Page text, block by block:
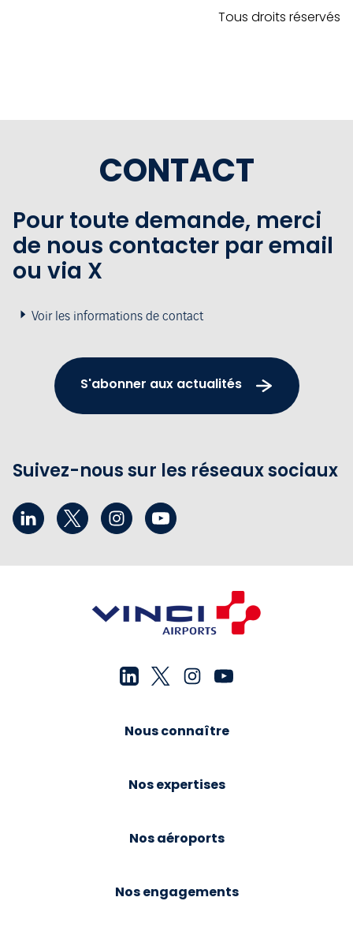
Tous droits réservés
CONTACT
Pour toute demande, merci
de nous contacter par email
ou via X
Voir les informations de contact
S'abonner aux actualités
Suivez-nous sur les réseaux sociaux
Nous connaître
Nos expertises
Nos aéroports
Nos engagements